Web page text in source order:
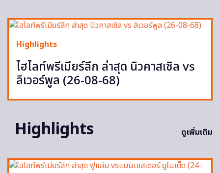
Highlights
ไฮไลท์พรีเมียร์ลีก ล่าสุด นิวคาสเซิล vs
ลิเวอร์พูล (26-08-68)
Highlights ดูเพิ่มเติม